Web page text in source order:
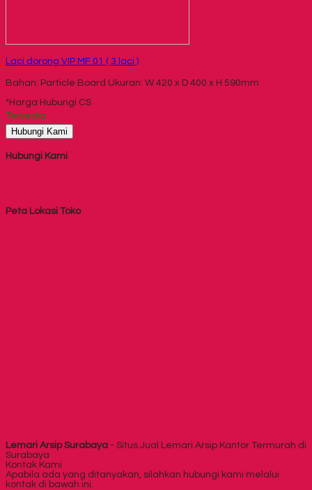
Laci dorong VIP MF 01 ( 3 laci )
Bahan: Particle Board Ukuran: W 420 x D 400 x H 590mm
*Harga Hubungi CS
Tersedia
Hubungi Kami
Hubungi Kami
Peta Lokasi Toko
Lemari Arsip Surabaya - Situs Jual Lemari Arsip Kantor Termurah di
Surabaya
Kontak Kami
Apabila ada yang ditanyakan, silahkan hubungi kami melalui
kontak di bawah ini.